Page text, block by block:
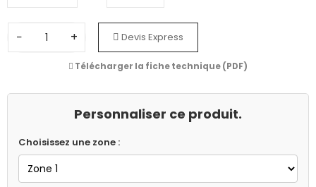
− + Devis Express
Télécharger la fiche technique (PDF)
Personnaliser ce produit.
Choisissez une zone :